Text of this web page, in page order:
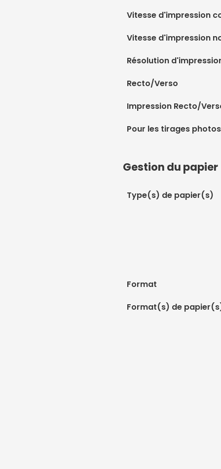
Vitesse d'impression
Vitesse d'impression
Résolution
Recto/Verso
Impression Recto/
Pour les tirages photos
Gestion du papier
Type(s) de papier(s)
Format
Format(s) de